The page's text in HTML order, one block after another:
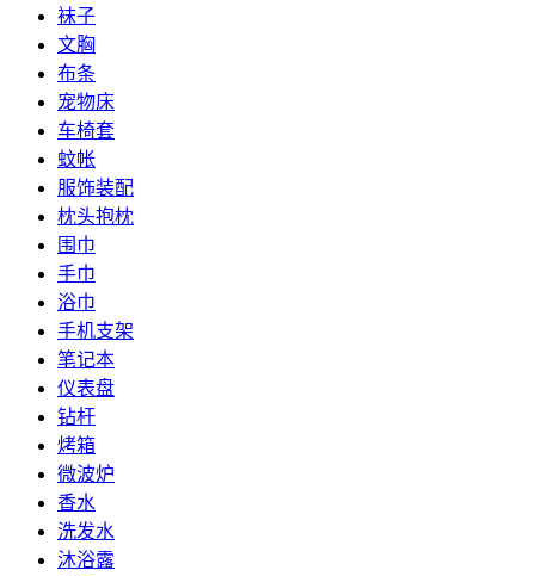
袜子
文胸
布条
宠物床
车椅套
蚊帐
服饰装配
枕头抱枕
围巾
手巾
浴巾
手机支架
笔记本
仪表盘
钻杆
烤箱
微波炉
香水
洗发水
沐浴露